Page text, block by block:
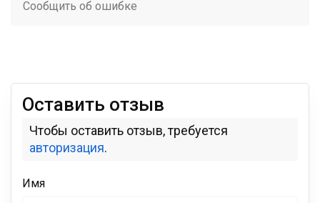
Сообщить об ошибке
Оставить отзыв
Чтобы оставить отзыв, требуется
авторизация.
Имя